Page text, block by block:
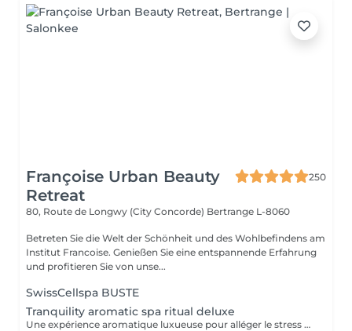
Françoise Urban Beauty
Retreat
250
80, Route de Longwy (City Concorde) Bertrange L-8060
Betreten Sie die Welt der Schönheit und des Wohlbefindens am
Institut Francoise. Genießen Sie eine entspannende Erfahrung
und profitieren Sie von unse...
SwissCellspa BUSTE
Tranquility aromatic spa ritual deluxe
Une expérience aromatique luxueuse pour alléger le stress et la tension. Ce massage relaxera votre corps et votre esprit en profondeur. Il vous procurera un sentiment agréable de bien-être, de décontraction des muscles, une meilleure circulation sanguine, de l'hydratation et de la tonicité.